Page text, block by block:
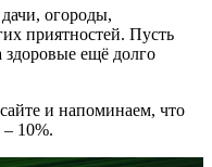
огороды,
приятностей. Пусть
здоровые ещё долго
и напоминаем, что
– 10%.